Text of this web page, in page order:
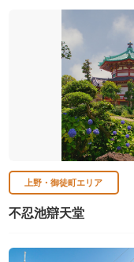
上野・御徒町エリア
不忍池辯天堂